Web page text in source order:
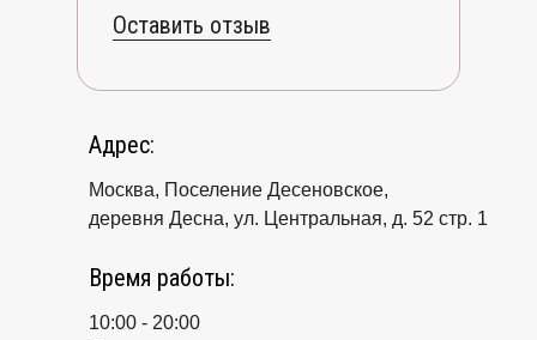
Москва, Поселение Десеновское,
деревня Десна, ул. Центральная, д. 52 стр. 1
10:00 - 20:00
Адрес:
Время работы:
Оставить отзыв